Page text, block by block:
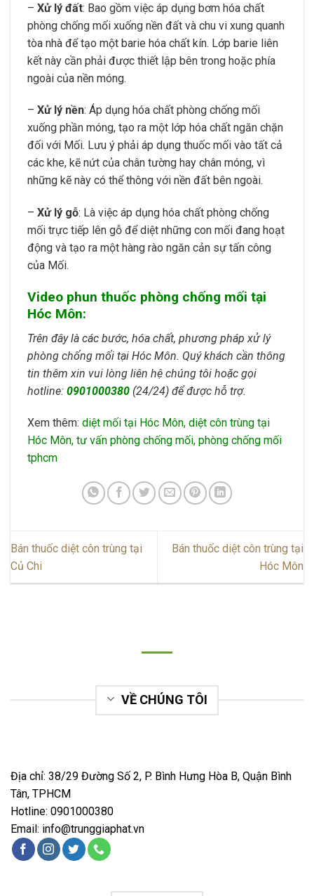
– Xử lý đất: Bao gồm việc áp dụng bơm hóa chất
phòng chống mối xuống nền đất và chu vi xung quanh
tòa nhà để tạo một barie hóa chất kín. Lớp barie liên
kết này cần phải được thiết lập bên trong hoặc phía
ngoài của nền móng.
– Xử lý nền: Áp dụng hóa chất phòng chống mối
xuống phần móng, tạo ra một lớp hóa chất ngăn chặn
đối với Mối. Lưu ý phải áp dụng thuốc mối vào tất cả
các khe, kẽ nứt của chân tường hay chân móng, vì
những kẽ này có thể thông với nền đất bên ngoài.
– Xử lý gỗ: Là việc áp dụng hóa chất phòng chống
mối trực tiếp lên gỗ để diệt những con mối đang hoạt
động và tạo ra một hàng rào ngăn cản sự tấn công
của Mối.
Video phun thuốc phòng chống mối tại
Hóc Môn:
Trên đây là các bước, hóa chất, phương pháp xử lý
phòng chống mối tại Hóc Môn. Quý khách cần thông
tin thêm xin vui lòng liên hệ chúng tôi hoặc gọi
hotline: 0901000380 (24/24) để được hỗ trợ.
Xem thêm: diệt mối tại Hóc Môn, diệt côn trùng tại
Hóc Môn, tư vấn phòng chống mối, phòng chống mối
tphcm
Bán thuốc diệt côn trùng tại
Củ Chi
Bán thuốc diệt côn trùng tại
Hóc Môn
VỀ CHÚNG TÔI
Địa chỉ: 38/29 Đường Số 2, P. Bình Hưng Hòa B, Quận Bình
Tân, TPHCM
Hotline: 0901000380
Email: info@trunggiaphat.vn